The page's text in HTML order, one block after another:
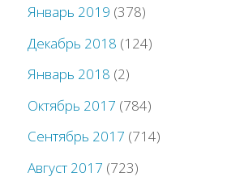
Январь 2019 (378)
Декабрь 2018 (124)
Январь 2018 (2)
Октябрь 2017 (784)
Сентябрь 2017 (714)
Август 2017 (723)